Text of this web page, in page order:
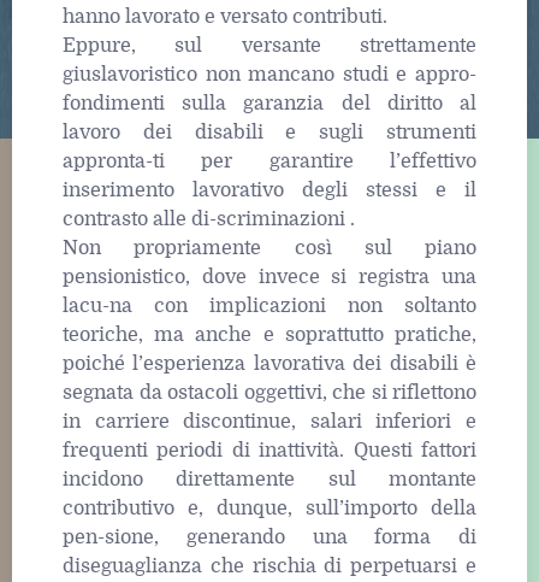
hanno lavorato e versato contributi.
Eppure, sul versante strettamente
giuslavoristico non mancano studi e appro-
fondimenti sulla garanzia del diritto al
lavoro dei disabili e sugli strumenti
appronta-ti per garantire l’effettivo
inserimento lavorativo degli stessi e il
contrasto alle di-scriminazioni .
Non propriamente così sul piano
pensionistico, dove invece si registra una
lacu-na con implicazioni non soltanto
teoriche, ma anche e soprattutto pratiche,
poiché l’esperienza lavorativa dei disabili è
segnata da ostacoli oggettivi, che si riflettono
in carriere discontinue, salari inferiori e
frequenti periodi di inattività. Questi fattori
incidono direttamente sul montante
contributivo e, dunque, sull’importo della
pen-sione, generando una forma di
diseguaglianza che rischia di perpetuarsi e